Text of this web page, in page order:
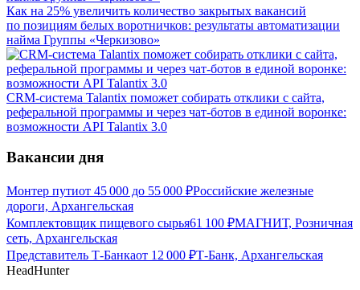
Как на 25% увеличить количество закрытых вакансий
по позициям белых воротничков: результаты автоматизации
найма Группы «Черкизово»
CRM-система Talantix поможет собирать отклики с сайта,
реферальной программы и через чат-ботов в единой воронке:
возможности API Talantix 3.0
Вакансии дня
Монтер путиот 45 000 до 55 000 ₽Российские железные
дороги, Архангельская
Комплектовщик пищевого сырья61 100 ₽МАГНИТ, Розничная
сеть, Архангельская
Представитель Т-Банкаот 12 000 ₽Т-Банк, Архангельская
HeadHunter